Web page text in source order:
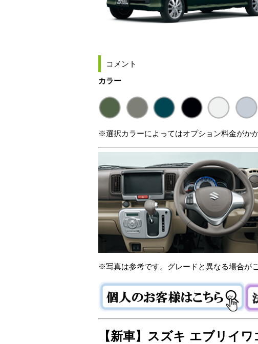
コメント
カラー
※選択カラーによってはオプション料金がか
※写真は参考です。グレードと異なる場合がご
【新車】スズキ エブリイワ